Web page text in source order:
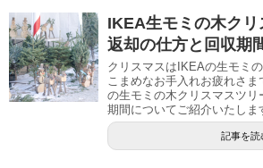
IKEA生モミの木ク
返却の仕方と回収期
クリスマスはIKEAの生モミ
こまめなお手入れお疲れさ
の生モミの木クリスマスツリ
期間についてご紹介いたし
記事を読